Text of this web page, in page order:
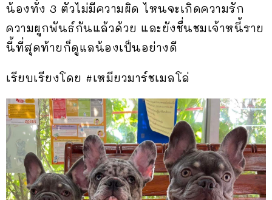
น้องทั้ง 3 ตัวไม่มีความผิด ไหนจะเกิดความรัก
ความผูกพันธ์กันแล้วด้วย และยังชื่นชมเจ้าหนี้ราย
นี้ที่สุดท้ายก็ดูแลน้องเป็นอย่างดี
เรียบเรียงโดย #เหมียวมาร์ชเมลโล่